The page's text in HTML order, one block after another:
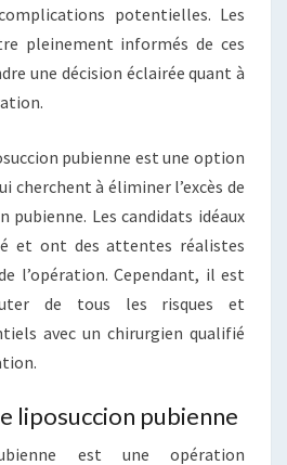
potentielles. Les
pleinement informés de ces
une décision éclairée quant à
pubienne est une option
cherchent à éliminer l’excès de
pubienne. Les candidats idéaux
et ont des attentes réalistes
l’opération. Cependant, il est
de tous les risques et
avec un chirurgien qualifié
liposuccion pubienne
est une opération